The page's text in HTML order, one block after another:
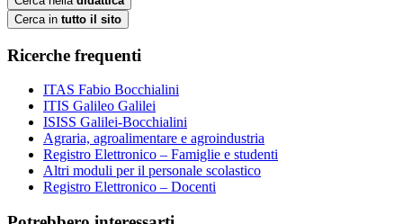
Cerca in tutto il sito
Ricerche frequenti
ITAS Fabio Bocchialini
ITIS Galileo Galilei
ISISS Galilei-Bocchialini
Agraria, agroalimentare e agroindustria
Registro Elettronico – Famiglie e studenti
Altri moduli per il personale scolastico
Registro Elettronico – Docenti